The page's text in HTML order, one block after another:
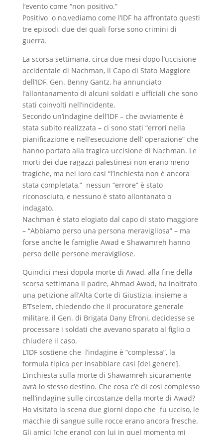
l’evento come “non positivo.”
Positivo o no,vediamo come l’IDF ha affrontato questi
tre episodi, due dei quali forse sono crimini di
guerra.
La scorsa settimana, circa due mesi dopo l’uccisione
accidentale di Nachman, il Capo di Stato Maggiore
dell’IDF, Gen. Benny Gantz, ha annunciato
l’allontanamento di alcuni soldati e ufficiali che sono
stati coinvolti nell’incidente.
Secondo un’indagine dell’IDF – che ovviamente è
stata subito realizzata – ci sono stati “errori nella
pianificazione e nell’esecuzione dell’ operazione” che
hanno portato alla tragica uccisione di Nachman. Le
morti dei due ragazzi palestinesi non erano meno
tragiche, ma nei loro casi “l’inchiesta non è ancora
stata completata,” nessun “errore” è stato
riconosciuto, e nessuno è stato allontanato o
indagato.
Nachman è stato elogiato dal capo di stato maggiore
– “Abbiamo perso una persona meravigliosa” – ma
forse anche le famiglie Awad e Shawamreh hanno
perso delle persone meravigliose.
Quindici mesi dopola morte di Awad, alla fine della
scorsa settimana il padre, Ahmad Awad, ha inoltrato
una petizione all’Alta Corte di Giustizia, insieme a
B’Tselem, chiedendo che il procuratore generale
militare, il Gen. di Brigata Dany Efroni, decidesse se
processare i soldati che avevano sparato al figlio o
chiudere il caso.
L’IDF sostiene che l’indagine è “complessa”, la
formula tipica per insabbiare casi [del genere].
L’inchiesta sulla morte di Shawamreh sicuramente
avrà lo stesso destino. Che cosa c’è di così complesso
nell’indagine sulle circostanze della morte di Awad?
Ho visitato la scena due giorni dopo che fu ucciso, le
macchie di sangue sulle rocce erano ancora fresche.
Gli amici [che erano] con lui in quel momento mi